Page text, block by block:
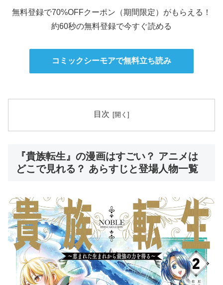
無料登録で70%OFFクーポン（期間限定）がもらえる！
約60秒の無料登録で今すぐ読める
コミックシーモアで無料立ち読み
目次
『貴族転生』の漫画はすごい？ アニメは
どこで見れる？ あらすじと登場人物一覧